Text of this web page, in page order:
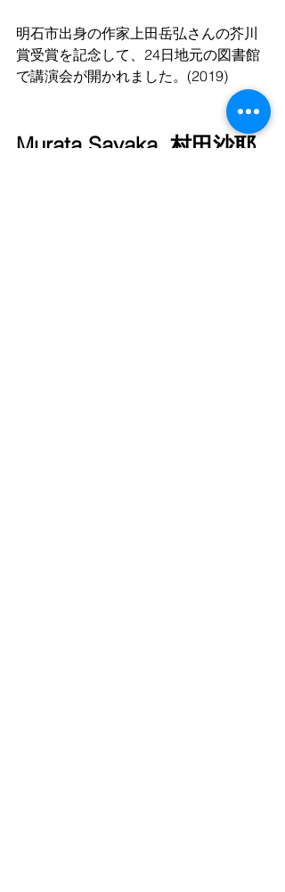
明石市出身の作家上田岳弘さんの芥川
賞受賞を記念して、24日地元の図書館
で講演会が開かれました。(2019)
Murata Sayaka 村田沙耶